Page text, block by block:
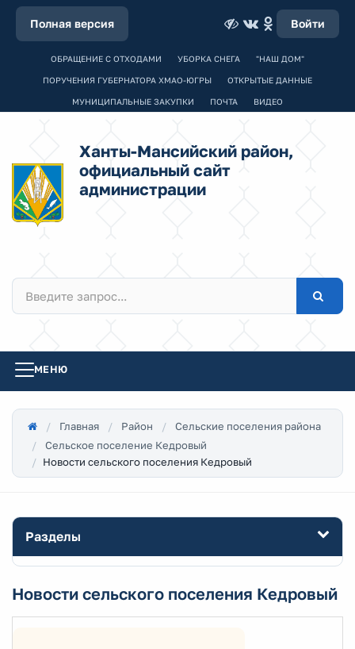
Полная версия Войти
ОБРАЩЕНИЕ С ОТХОДАМИ УБОРКА СНЕГА "НАШ ДОМ"
ПОРУЧЕНИЯ ГУБЕРНАТОРА ХМАО-ЮГРЫ ОТКРЫТЫЕ ДАННЫЕ
МУНИЦИПАЛЬНЫЕ ЗАКУПКИ ПОЧТА ВИДЕО
Ханты-Мансийский район,
официальный сайт
администрации
МЕНЮ
Главная Район
Сельские поселения района
Сельское поселение Кедровый
Новости сельского поселения Кедровый
Разделы
Новости сельского поселения Кедровый